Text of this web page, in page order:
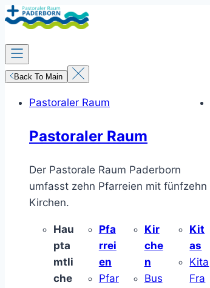
Zum
Inhalt
springen
Back To Main
Pastoraler Raum
Pastoraler Raum
Der Pastorale Raum Paderborn
umfasst zehn Pfarreien mit fünfzehn
Kirchen.
Hau
pta
mtli
che
Pfa
rrei
en
Pfar
Kir
che
n
Bus
Kit
as
Kita
Fra